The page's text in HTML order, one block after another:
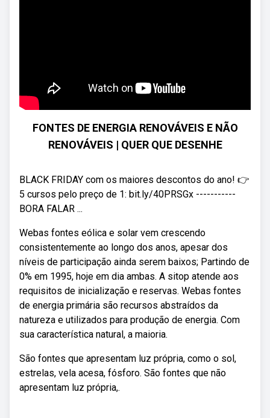
FONTES DE ENERGIA RENOVÁVEIS E NÃO
RENOVÁVEIS | QUER QUE DESENHE
BLACK FRIDAY com os maiores descontos do ano! 👉
5 cursos pelo preço de 1: bit.ly/40PRSGx -----------
BORA FALAR ...
Webas fontes eólica e solar vem crescendo
consistentemente ao longo dos anos, apesar dos
níveis de participação ainda serem baixos; Partindo de
0% em 1995, hoje em dia ambas. A sitop atende aos
requisitos de inicialização e reservas. Webas fontes
de energia primária são recursos abstraídos da
natureza e utilizados para produção de energia. Com
sua característica natural, a maioria.
São fontes que apresentam luz própria, como o sol,
estrelas, vela acesa, fósforo. São fontes que não
apresentam luz própria,.